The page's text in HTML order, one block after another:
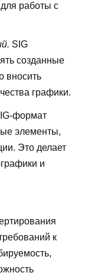
работы с
SIG
созданные
вносить
графики.
формат
элементы,
Это делает
и
к